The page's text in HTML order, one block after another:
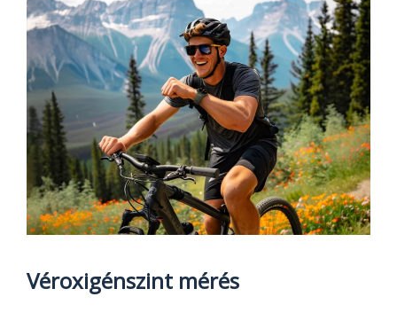
Véroxigénszint mérés